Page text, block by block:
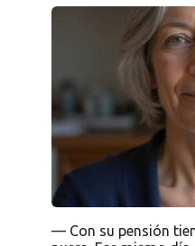
— Con su pensión